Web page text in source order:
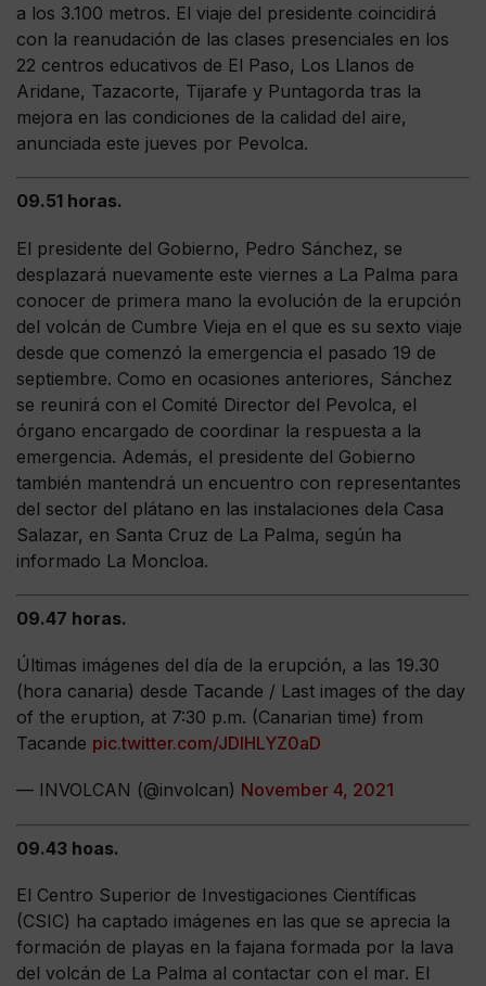
a los 3.100 metros. El viaje del presidente coincidirá
con la reanudación de las clases presenciales en los
22 centros educativos de El Paso, Los Llanos de
Aridane, Tazacorte, Tijarafe y Puntagorda tras la
mejora en las condiciones de la calidad del aire,
anunciada este jueves por Pevolca.
09.51 horas.
El presidente del Gobierno, Pedro Sánchez, se
desplazará nuevamente este viernes a La Palma para
conocer de primera mano la evolución de la erupción
del volcán de Cumbre Vieja en el que es su sexto viaje
desde que comenzó la emergencia el pasado 19 de
septiembre. Como en ocasiones anteriores, Sánchez
se reunirá con el Comité Director del Pevolca, el
órgano encargado de coordinar la respuesta a la
emergencia. Además, el presidente del Gobierno
también mantendrá un encuentro con representantes
del sector del plátano en las instalaciones dela Casa
Salazar, en Santa Cruz de La Palma, según ha
informado La Moncloa.
09.47 horas.
Últimas imágenes del día de la erupción, a las 19.30
(hora canaria) desde Tacande / Last images of the day
of the eruption, at 7:30 p.m. (Canarian time) from
Tacande pic.twitter.com/JDlHLYZ0aD
— INVOLCAN (@involcan) November 4, 2021
09.43 hoas.
El Centro Superior de Investigaciones Científicas
(CSIC) ha captado imágenes en las que se aprecia la
formación de playas en la fajana formada por la lava
del volcán de La Palma al contactar con el mar. El